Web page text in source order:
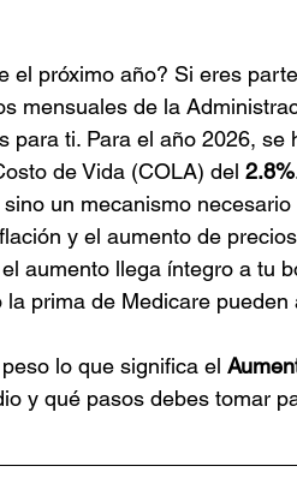
el próximo año? Si eres
mensuales de la
para ti. Para el año 2026, se
de Vida (COLA) del 2.8%
un mecanismo
y el aumento de
aumento llega íntegro a tu
prima de Medicare pueden
lo que significa el
y qué pasos debes tomar